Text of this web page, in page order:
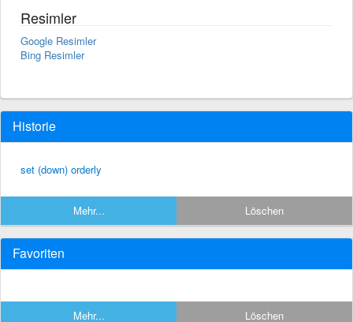
Resimler
Google Resimler
Bing Resimler
Historie
set (down) orderly
Mehr... Löschen
Favoriten
Mehr... Löschen